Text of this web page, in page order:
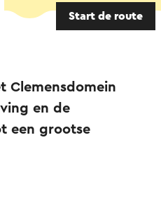
Start de route
Clemensdomein
en de
een grootse